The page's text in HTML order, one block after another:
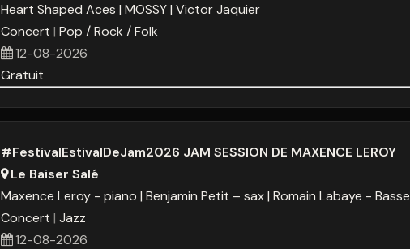
Heart Shaped Aces MOSSY Victor Jaquier
Concert Pop / Rock / Folk
12-08-2026
Gratuit
#FestivalEstivalDeJam2026 JAM SESSION DE MAXENCE LEROY
Le Baiser Salé
Maxence Leroy - piano Benjamin Petit – sax Romain Labaye - Basse
Concert Jazz
12-08-2026